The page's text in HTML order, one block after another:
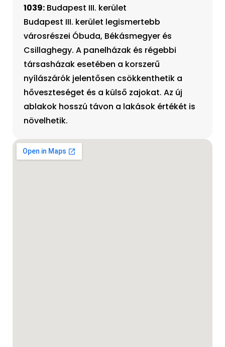
1039: Budapest III. kerület
Budapest III. kerület legismertebb
városrészei Óbuda, Békásmegyer és
Csillaghegy. A panelházak és régebbi
társasházak esetében a korszerű
nyílászárók jelentősen csökkenthetik a
hőveszteséget és a külső zajokat. Az új
ablakok hosszú távon a lakások értékét is
növelhetik.